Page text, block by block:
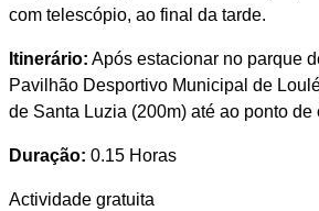
com telescópio, ao final da tarde.
Itinerário: Após estacionar no parque
Pavilhão Desportivo Municipal de
de Santa Luzia (200m) até ao ponto de
Duração: 0.15 Horas
Actividade gratuita